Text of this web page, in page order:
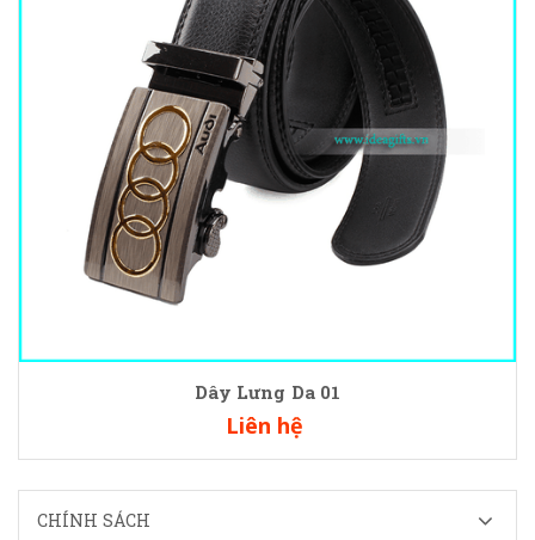
Dây Lưng Da 01
Liên hệ
CHÍNH SÁCH